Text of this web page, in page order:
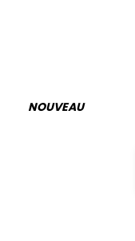
NOUVEAU